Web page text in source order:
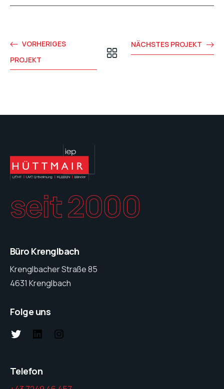
VORHERIGES
PROJEKT
NÄCHSTES PROJEKT
seit 2000
Büro Krenglbach
Krenglbacher Straße 85
4631 Krenglbach
Folge uns
Telefon